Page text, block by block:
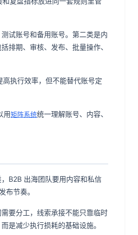
试账号和备用账号。第二类是内
排期、审核、发布、批量操作、
执行效率，但不能替代账号定
用矩阵系统统一理解账号、内容、
B2B 出海团队要用内容和私信
布节奏。
要分工，线索承接不能只靠临时
是减少执行损耗的基础设施。